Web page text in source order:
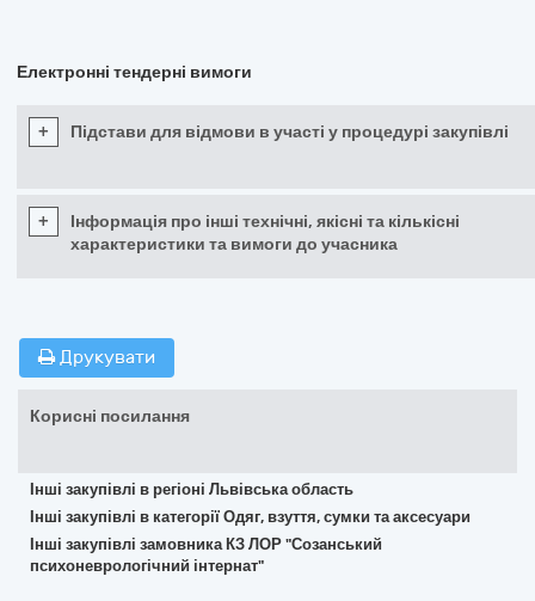
Електронні тендерні вимоги
+ Підстави для відмови в участі у процедурі закупівлі
+
Інформація про інші технічні, якісні та кількісні
характеристики та вимоги до учасника
Друкувати
Корисні посилання
Інші закупівлі в регіоні Львівська область
Інші закупівлі в категорії Одяг, взуття, сумки та аксесуари
Інші закупівлі замовника КЗ ЛОР "Созанський
психоневрологічний інтернат"